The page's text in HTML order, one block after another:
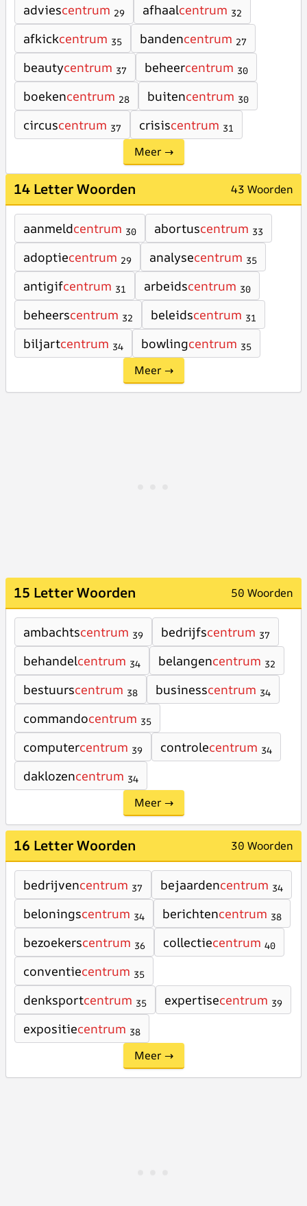
adviescentrum 29 afhaalcentrum 32
afkickcentrum 35 bandencentrum 27
beautycentrum 37 beheercentrum 30
boekencentrum 28 buitencentrum 30
circuscentrum 37 crisiscentrum 31
Meer →
14 Letter Woorden 43 Woorden
aanmeldcentrum 30 abortuscentrum 33
adoptiecentrum 29 analysecentrum 35
antigifcentrum 31 arbeidscentrum 30
beheerscentrum 32 beleidscentrum 31
biljartcentrum 34 bowlingcentrum 35
Meer →
15 Letter Woorden 50 Woorden
ambachtscentrum 39 bedrijfscentrum 37
behandelcentrum 34 belangencentrum 32
bestuurscentrum 38 businesscentrum 34
commandocentrum 35
computercentrum 39 controlecentrum 34
daklozencentrum 34
Meer →
16 Letter Woorden 30 Woorden
bedrijvencentrum 37 bejaardencentrum 34
beloningscentrum 34 berichtencentrum 38
bezoekerscentrum 36 collectiecentrum 40
conventiecentrum 35
denksportcentrum 35 expertisecentrum 39
expositiecentrum 38
Meer →